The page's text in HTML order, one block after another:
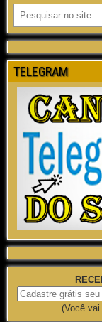
TELEGRAM
(Você